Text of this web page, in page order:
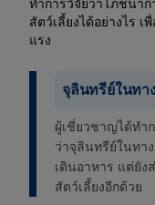
ทำการวิจัยว่าโภชนา
สัตว์เลี้ยงได้อย่างไร
แรง
จุลินทรีย์ในทา
ผู้เชี่ยวชาญได้ทำ
ว่าจุลินทรีย์ในทา
เดินอาหาร แต่ยัง
สัตว์เลี้ยงอีกด้วย